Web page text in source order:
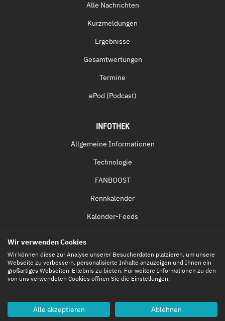
Alle Nachrichten
Kurzmeldungen
Ergebnisse
Gesamtwertungen
Termine
ePod (Podcast)
INFOTHEK
Allgemeine Informationen
Technologie
FANBOOST
Rennkalender
Kalender-Feeds
Eintrittskarten
Wir verwenden Cookies
Wir können diese zur Analyse unserer Besucherdaten platzieren, um unsere
Webseite zu verbessern, personalisierte Inhalte anzuzeigen und Ihnen ein
großartiges Webseiten-Erlebnis zu bieten. Für weitere Informationen zu den
von uns verwendeten Cookies öffnen Sie die Einstellungen.
Alle akzeptieren Ablehnen